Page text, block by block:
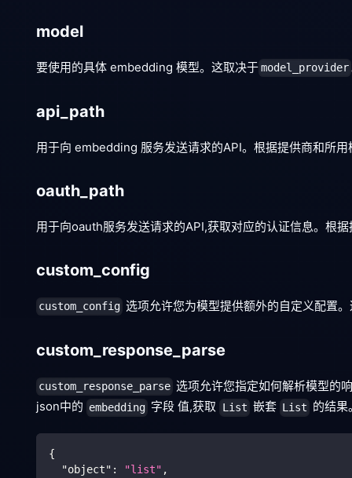
model
要使用的具体 embedding 模型。这取决于model_provider
api_path
用于向 embedding 服务发送请求的API。根据提供商和所
oauth_path
用于向oauth服务发送请求的API,获取对应的认证信息。根
custom_config
custom_config 选项允许您为模型提供额外的自定义配置
custom_response_parse
custom_response_parse 选项允许您指定如何解析模型的
json中的 embedding 字段 值,获取 List 嵌套 List 的结
{
"object" : "list" ,